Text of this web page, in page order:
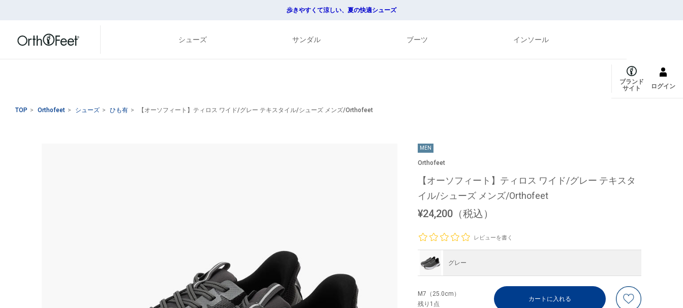
歩きやすくて涼しい、夏の快適シューズ
シューズ サンダル ブーツ インソール
ブランド
サイト
ログイン
TOP > Orthofeet > シューズ > ひも有 > 【オーソフィート】ティロス ワイド/グレー テキスタイル/シューズ メンズ/Orthofeet
MEN
Orthofeet
【オーソフィート】ティロス ワイド/グレー テキスタ
イル/シューズ メンズ/Orthofeet
¥24,200 （税込）
レビューを書く
グレー
M7（25.0cm）
残り1点
カートに入れる